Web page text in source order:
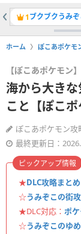
1ブクブクうみ
ホーム ぽこあポケモ
【ぽこあポケモン】
海から大き
こと【ぽこポ
ぽこあポケモン攻
最終更新日：
★DLC攻略まとめ
☆うみぞこの街
★DLC対応： ポ
☆うみぞこのゆ
ピックアップ情報